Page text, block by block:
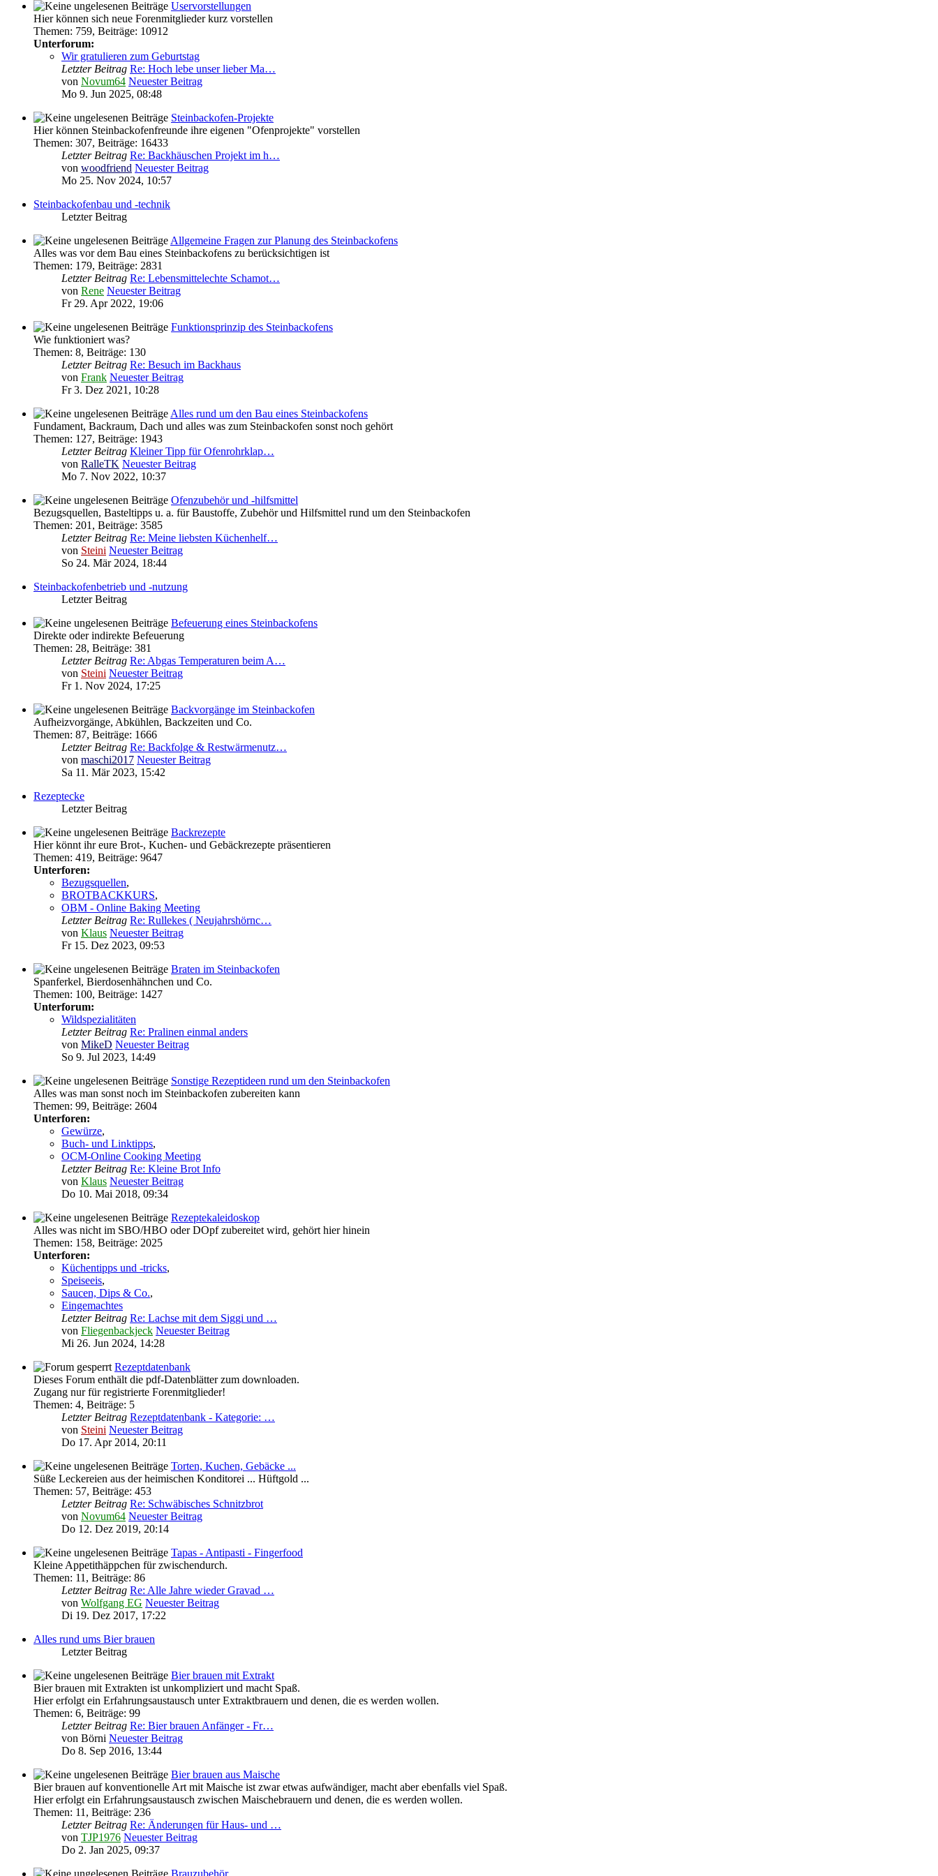
Uservorstellungen
Hier können sich neue Forenmitglieder kurz vorstellen
Themen: 759, Beiträge: 10912
Unterforum:
Wir gratulieren zum Geburtstag
Letzter Beitrag Re: Hoch lebe unser lieber Ma…
von Novum64 Neuester Beitrag
Mo 9. Jun 2025, 08:48
Steinbackofen-Projekte
Hier können Steinbackofenfreunde ihre eigenen "Ofenprojekte" vorstellen
Themen: 307, Beiträge: 16433
Letzter Beitrag Re: Backhäuschen Projekt im h…
von woodfriend Neuester Beitrag
Mo 25. Nov 2024, 10:57
Steinbackofenbau und -technik
Letzter Beitrag
Allgemeine Fragen zur Planung des Steinbackofens
Alles was vor dem Bau eines Steinbackofens zu berücksichtigen ist
Themen: 179, Beiträge: 2831
Letzter Beitrag Re: Lebensmittelechte Schamot…
von Rene Neuester Beitrag
Fr 29. Apr 2022, 19:06
Funktionsprinzip des Steinbackofens
Wie funktioniert was?
Themen: 8, Beiträge: 130
Letzter Beitrag Re: Besuch im Backhaus
von Frank Neuester Beitrag
Fr 3. Dez 2021, 10:28
Alles rund um den Bau eines Steinbackofens
Fundament, Backraum, Dach und alles was zum Steinbackofen sonst noch gehört
Themen: 127, Beiträge: 1943
Letzter Beitrag Kleiner Tipp für Ofenrohrklap…
von RalleTK Neuester Beitrag
Mo 7. Nov 2022, 10:37
Ofenzubehör und -hilfsmittel
Bezugsquellen, Basteltipps u. a. für Baustoffe, Zubehör und Hilfsmittel rund um den Steinbackofen
Themen: 201 , Beiträge: 3585
Letzter Beitrag Re: Meine liebsten Küchenhelf…
von Steini Neuester Beitrag
So 24. Mär 2024, 18:44
Steinbackofenbetrieb und -nutzung
Letzter Beitrag
Befeuerung eines Steinbackofens
Direkte oder indirekte Befeuerung
Themen: 28, Beiträge: 381
Letzter Beitrag Re: Abgas Temperaturen beim A…
von Steini Neuester Beitrag
Fr 1. Nov 2024, 17:25
Backvorgänge im Steinbackofen
Aufheizvorgänge, Abkühlen, Backzeiten und Co.
Themen: 87, Beiträge: 1666
Letzter Beitrag Re: Backfolge & Restwärmenutz…
von maschi2017 Neuester Beitrag
Sa 11. Mär 2023, 15:42
Rezeptecke
Letzter Beitrag
Backrezepte
Hier könnt ihr eure Brot-, Kuchen- und Gebäckrezepte präsentieren
Themen: 419, Beiträge: 9647
Unterforen:
Bezugsquellen,
BROTBACKKURS,
OBM - Online Baking Meeting
Letzter Beitrag Re: Rullekes ( Neujahrshörnc…
von Klaus Neuester Beitrag
Fr 15. Dez 2023, 09:53
Braten im Steinbackofen
Spanferkel, Bierdosenhähnchen und Co.
Themen: 100, Beiträge: 1427
Unterforum:
Wildspezialitäten
Letzter Beitrag Re: Pralinen einmal anders
von MikeD Neuester Beitrag
So 9. Jul 2023, 14:49
Sonstige Rezeptideen rund um den Steinbackofen
Alles was man sonst noch im Steinbackofen zubereiten kann
Themen: 99, Beiträge: 2604
Unterforen:
Gewürze,
Buch- und Linktipps,
OCM-Online Cooking Meeting
Letzter Beitrag Re: Kleine Brot Info
von Klaus Neuester Beitrag
Do 10. Mai 2018, 09:34
Rezeptekaleidoskop
Alles was nicht im SBO/HBO oder DOpf zubereitet wird, gehört hier hinein
Themen: 158, Beiträge: 2025
Unterforen:
Küchentipps und -tricks,
Speiseeis,
Saucen, Dips & Co.,
Eingemachtes
Letzter Beitrag Re: Lachse mit dem Siggi und …
von Fliegenbackjeck Neuester Beitrag
Mi 26. Jun 2024, 14:28
Rezeptdatenbank
Dieses Forum enthält die pdf-Datenblätter zum downloaden.
Zugang nur für registrierte Forenmitglieder!
Themen: 4, Beiträge: 5
Letzter Beitrag Rezeptdatenbank - Kategorie: …
von Steini Neuester Beitrag
Do 17. Apr 2014, 20:11
Torten, Kuchen, Gebäcke ...
Süße Leckereien aus der heimischen Konditorei ... Hüftgold ...
Themen: 57, Beiträge: 453
Letzter Beitrag Re: Schwäbisches Schnitzbrot
von Novum64 Neuester Beitrag
Do 12. Dez 2019, 20:14
Tapas - Antipasti - Fingerfood
Kleine Appetithäppchen für zwischendurch.
Themen: 11 , Beiträge: 86
Letzter Beitrag Re: Alle Jahre wieder Gravad …
von Wolfgang EG Neuester Beitrag
Di 19. Dez 2017, 17:22
Alles rund ums Bier brauen
Letzter Beitrag
Bier brauen mit Extrakt
Bier brauen mit Extrakten ist unkompliziert und macht Spaß.
Hier erfolgt ein Erfahrungsaustausch unter Extraktbrauern und denen, die es werden wollen.
Themen: 6, Beiträge: 99
Letzter Beitrag Re: Bier brauen Anfänger - Fr…
von Börni Neuester Beitrag
Do 8. Sep 2016, 13:44
Bier brauen aus Maische
Bier brauen auf konventionelle Art mit Maische ist zwar etwas aufwändiger, macht aber ebenfalls viel Spaß.
Hier erfolgt ein Erfahrungsaustausch zwischen Maischebrauern und denen, die es werden wollen.
Themen: 11 , Beiträge: 236
Letzter Beitrag Re: Änderungen für Haus- und …
von TJP1976 Neuester Beitrag
Do 2. Jan 2025, 09:37
Brauzubehör